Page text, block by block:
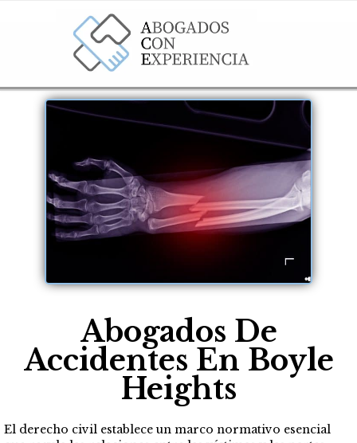
Abogados De
Accidentes En Boyle
Heights
El derecho civil establece un marco normativo esencial